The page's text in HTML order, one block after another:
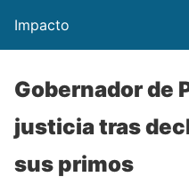
Impacto
Gobernador de
justicia tras
sus primos